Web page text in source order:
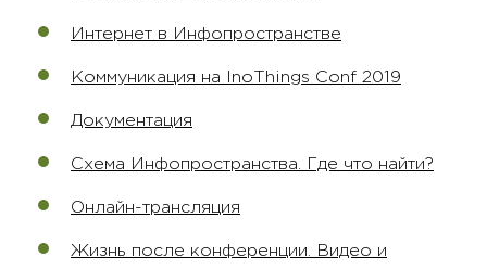
Интернет в Инфопространстве
Коммуникация на InoThings Conf 2019
Документация
Схема Инфопространства. Где что найти?
Онлайн-трансляция
Жизнь после конференции. Видео и